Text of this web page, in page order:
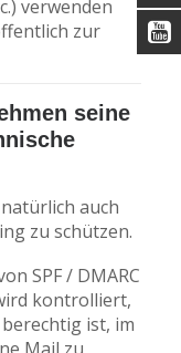
verwenden
zur
seine
auch
zu schützen.
SPF / DMARC
kontrolliert,
ist, im